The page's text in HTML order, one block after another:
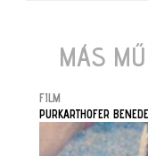
MÁS
FILM
PURKARTHOFER